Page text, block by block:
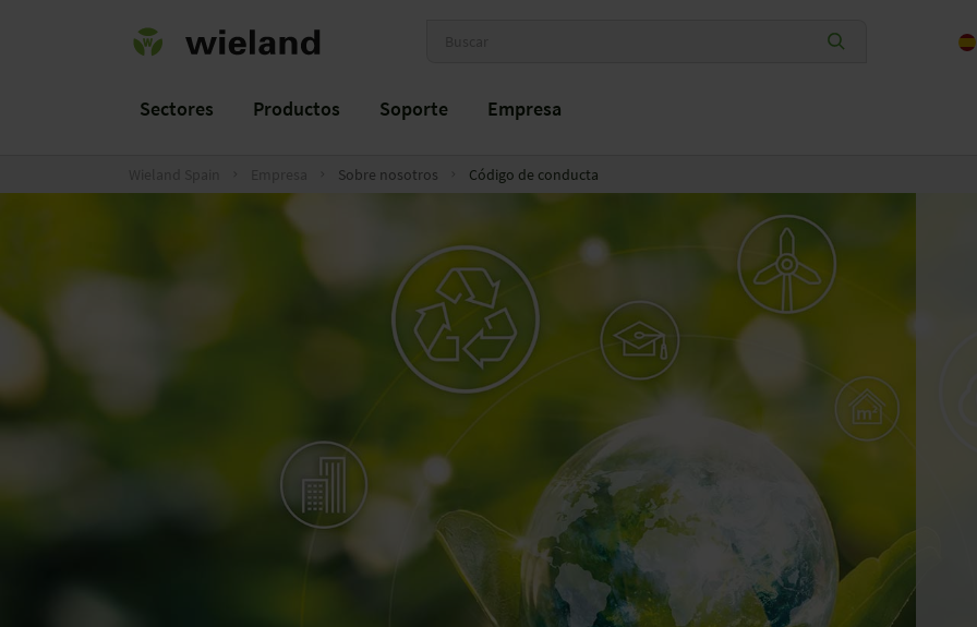
Sectores Productos Soporte Empresa
Sobre nosotros Código de conducta